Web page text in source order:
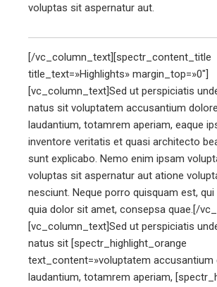
voluptas sit aspernatur aut.
[/vc_column_text][spectr_content_title
title_text=»Highlights» margin_top=»0″]
[vc_column_text]Sed ut perspiciatis
natus sit voluptatem accusantium
laudantium, totamrem aperiam, eaque
inventore veritatis et quasi architecto
sunt explicabo. Nemo enim ipsam
voluptas sit aspernatur aut atione
nesciunt. Neque porro quisquam est,
quia dolor sit amet, consepsa quae.[/
[vc_column_text]Sed ut perspiciatis
natus sit [spectr_highlight_orange
text_content=»voluptatem accusantium
laudantium, totamrem aperiam,